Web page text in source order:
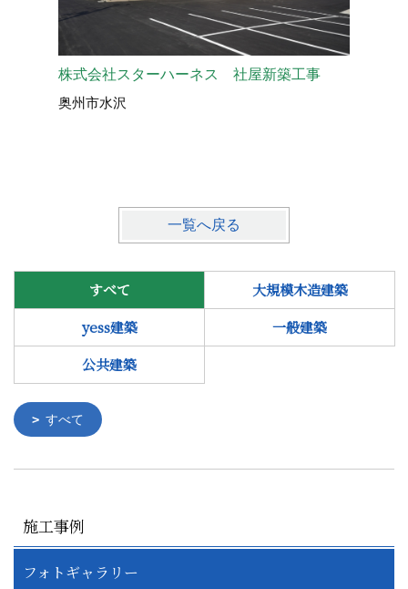
株式会社スターハーネス 社屋新築工事
奥州市水沢
一覧へ戻る
すべて
大規模木造建築
yess建築
一般建築
公共建築
すべて
施工事例
フォトギャラリー